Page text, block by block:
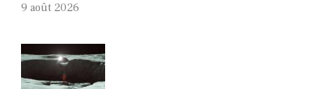
9 août 2026